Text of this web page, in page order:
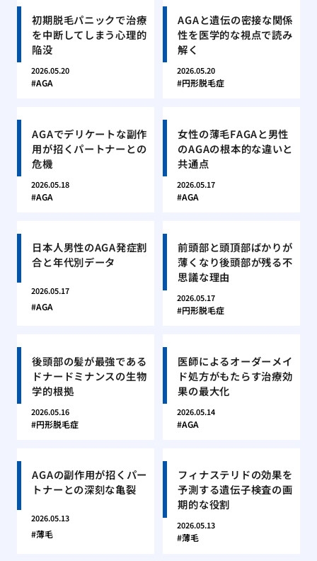
初期脱毛パニックで治療
を中断してしまう心理的
陥没
2026.05.20
AGA
AGAと遺伝の密接な関係
性を医学的な視点で読み
解く
2026.05.20
円形脱毛症
AGAでデリケートな副作
用が招くパートナーとの
危機
2026.05.18
AGA
女性の薄毛FAGAと男性
のAGAの根本的な違いと
共通点
2026.05.17
AGA
日本人男性のAGA発症割
合と年代別データ
2026.05.17
AGA
前頭部と頭頂部ばかりが
薄くなり後頭部が残る不
思議な理由
2026.05.17
円形脱毛症
後頭部の髪が最強である
ドナードミナンスの生物
学的根拠
2026.05.16
円形脱毛症
医師によるオーダーメイ
ド処方がもたらす治療効
果の最大化
2026.05.14
AGA
AGAの副作用が招くパー
トナーとの深刻な亀裂
2026.05.13
薄毛
フィナステリドの効果を
予測する遺伝子検査の画
期的な役割
2026.05.13
薄毛